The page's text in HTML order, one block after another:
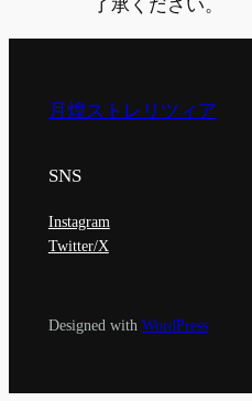
了承ください。
月煌ストレリツィア
SNS
Instagram
Twitter/X
Designed with WordPress